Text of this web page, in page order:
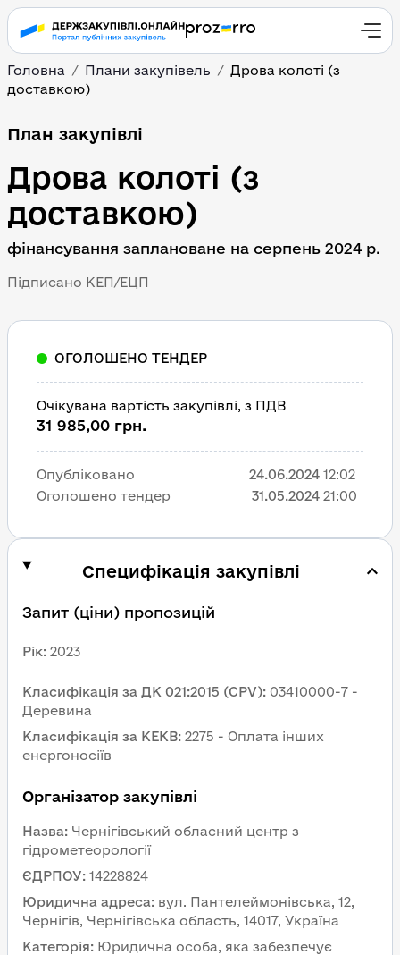
Головна Плани закупівель
Дрова колоті (з
доставкою)
План закупівлі
Дрова колоті (з
доставкою)
фінансування заплановане на серпень 2024 р.
Підписано КЕП/ЕЦП
Специфікація закупівлі
Запит (ціни) пропозицій
Рік: 2023
Класифікація за ДК 021:2015 (CPV): 03410000-7 -
Деревина
Класифікація за КЕКВ: 2275 - Оплата інших
енергоносіїв
Організатор закупівлі
Назва: Чернігівський обласний центр з
гідрометеорології
ЄДРПОУ: 14228824
Юридична адреса: вул. Пантелеймонівська, 12,
Чернігів, Чернігівська область, 14017, Україна
Категорія: Юридична особа, яка забезпечує
ОГОЛОШЕНО ТЕНДЕР
Очікувана вартість закупівлі, з ПДВ
31 985,00 грн.
Опубліковано 24.06.2024 12:02
Оголошено тендер
31.05.2024 21:00